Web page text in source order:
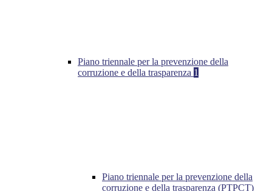
Piano triennale per la prevenzione della
corruzione e della trasparenza 1
Piano triennale per la prevenzione della
corruzione e della trasparenza (PTPCT)